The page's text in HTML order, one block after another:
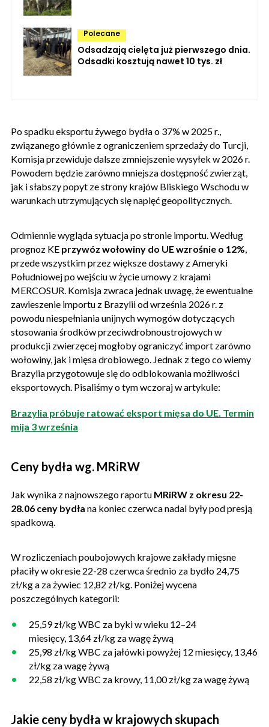
Polecane
Odsadzają cielęta już pierwszego dnia.
Odsadki kosztują nawet 10 tys. zł
Po spadku eksportu żywego bydła o 37% w 2025 r.,
związanego głównie z ograniczeniem sprzedaży do Turcji,
Komisja przewiduje dalsze zmniejszenie wysyłek w 2026 r.
Powodem będzie zarówno mniejsza dostępność zwierząt,
jak i słabszy popyt ze strony krajów Bliskiego Wschodu w
warunkach utrzymujących się napięć geopolitycznych.
Odmiennie wygląda sytuacja po stronie importu. Według
prognoz KE przywóz wołowiny do UE wzrośnie o 12%
przede wszystkim przez większe dostawy z Ameryki
Południowej po wejściu w życie umowy z krajami
MERCOSUR. Komisja zwraca jednak uwagę, że ewentualne
zawieszenie importu z Brazylii od września 2026 r. z
powodu niespełniania unijnych wymogów dotyczących
stosowania środków przeciwdrobnoustrojowych w
produkcji zwierzęcej mogłoby ograniczyć import zarówno
wołowiny, jak i mięsa drobiowego. Jednak z tego co wiemy
Brazylia przygotowuje się do odblokowania możliwości
eksportowych. Pisaliśmy o tym wczoraj w artykule:
Brazylia próbuje ratować eksport mięsa do UE. Termin
mija 3 września
Ceny bydła wg. MRiRW
Jak wynika z najnowszego raportu MRiRW z okresu 22-
28.06 ceny bydła na koniec czerwca nadal były pod presją
spadkową.
W rozliczeniach poubojowych krajowe zakłady mięsne
płaciły w okresie 22-28 czerwca średnio za bydło 24,75
zł/kg a za żywiec 12,82 zł/kg. Poniżej wycena
poszczególnych kategorii:
25,59 zł/kg WBC za byki w wieku 12–24
miesięcy, 13,64 zł/kg za wagę żywą
25,98 zł/kg WBC za jałówki powyżej 12 miesięcy, 13,46
zł/kg za wagę żywą
22,58 zł/kg WBC za krowy, 11,00 zł/kg za wagę żywą
Jakie ceny bydła w krajowych skupach